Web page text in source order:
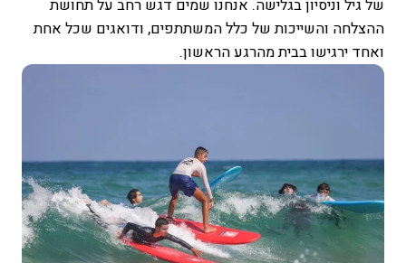
של גיל וניסיון בגלישה. אנחנו שמים דגש רחב על תחושת
ההצלחה והשייכות של כלל המשתתפים, ודואגים שכל אחת
ואחד ירגישו בבית מהרגע הראשון.